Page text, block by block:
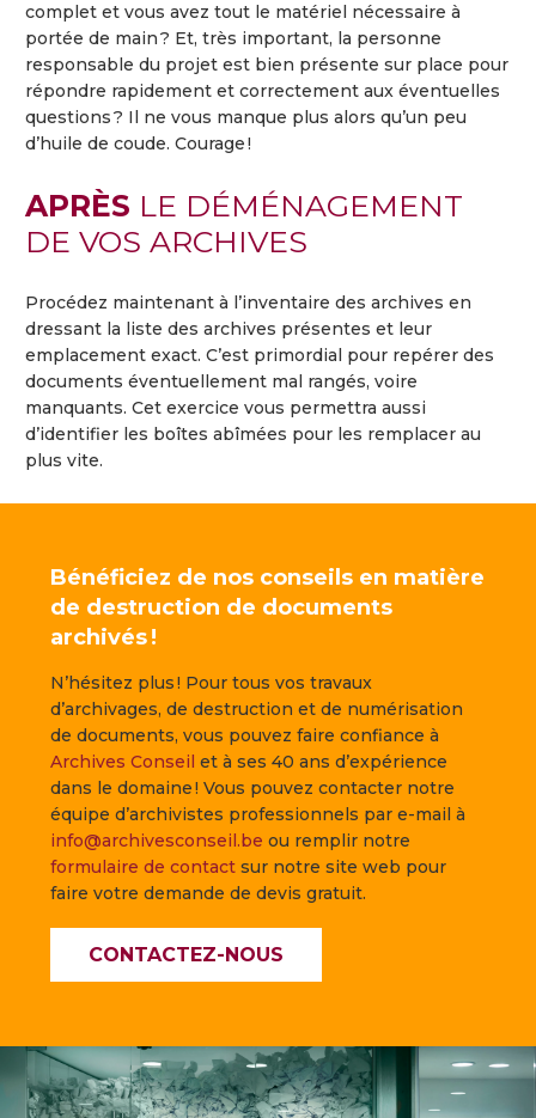
complet et vous avez tout le matériel nécessaire à
portée de main ? Et, très important, la personne
responsable du projet est bien présente sur place pour
répondre rapidement et correctement aux éventuelles
questions ? Il ne vous manque plus alors qu’un peu
d’huile de coude. Courage !
APRÈS LE DÉMÉNAGEMENT
DE VOS ARCHIVES
Procédez maintenant à l’inventaire des archives en
dressant la liste des archives présentes et leur
emplacement exact. C’est primordial pour repérer des
documents éventuellement mal rangés, voire
manquants. Cet exercice vous permettra aussi
d’identifier les boîtes abîmées pour les remplacer au
plus vite.
Bénéficiez de nos conseils en matière
de destruction de documents
archivés !
N’hésitez plus ! Pour tous vos travaux
d’archivages, de destruction et de numérisation
de documents, vous pouvez faire confiance à
Archives Conseil et à ses 40 ans d’expérience
dans le domaine ! Vous pouvez contacter notre
équipe d’archivistes professionnels par e-mail à
info@archivesconseil.be ou remplir notre
formulaire de contact sur notre site web pour
faire votre demande de devis gratuit.
CONTACTEZ-NOUS